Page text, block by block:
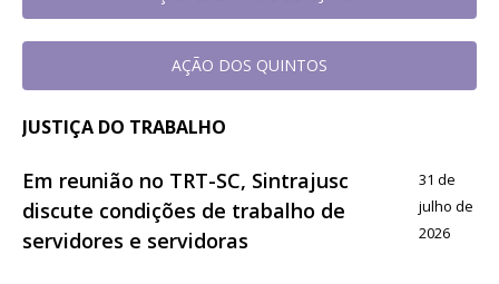
AÇÃO DOS QUINTOS
JUSTIÇA DO TRABALHO
Em reunião no TRT-SC, Sintrajusc
discute condições de trabalho de
servidores e servidoras
31 de
julho de
2026